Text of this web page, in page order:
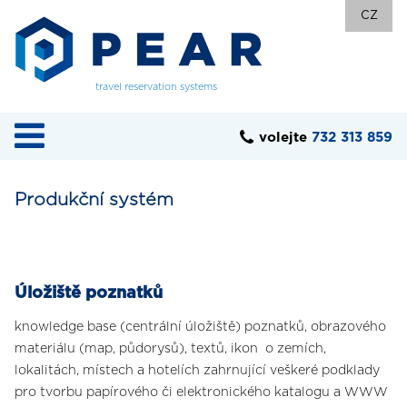
travel reservation systems
CZ
volejte 732 313 859
Produkční systém
Úložiště poznatků
knowledge base (centrální úložiště) poznatků, obrazového
materiálu (map, půdorysů), textů, ikon o zemích,
lokalitách, místech a hotelích zahrnující veškeré podklady
pro tvorbu papírového či elektronického katalogu a WWW